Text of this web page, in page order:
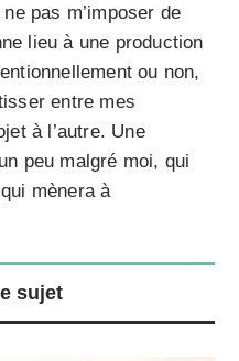
pas m’imposer de
lieu à une production
ou non,
entre mes
à l’autre. Une
peu malgré moi, qui
mènera à
sujet